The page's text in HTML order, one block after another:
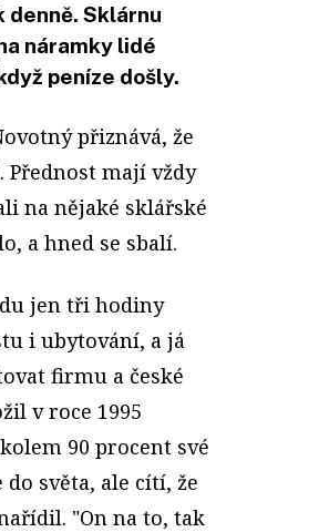
denně. Sklárnu
náramky lidé
peníze došly.
přiznává, že
Přednost mají vždy
na nějaké sklářské
a hned se sbalí.
jen tři hodiny
i ubytování, a já
firmu a české
v roce 1995
90 procent své
světa, ale cítí, že
"On na to, tak